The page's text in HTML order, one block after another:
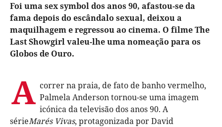
Foi uma sex symbol dos anos 90, afastou-se da
fama depois do escândalo sexual, deixou a
maquilhagem e regressou ao cinema. O filme The
Last Showgirl valeu-lhe uma nomeação para os
Globos de Ouro.
A correr na praia, de fato de banho vermelho,
Palmela Anderson tornou-se uma imagem
icónica da televisão dos anos 90. A
sérieMarés Vivas, protagonizada por David